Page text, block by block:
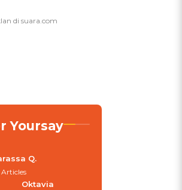
Yoursay
Q.
Oktavia